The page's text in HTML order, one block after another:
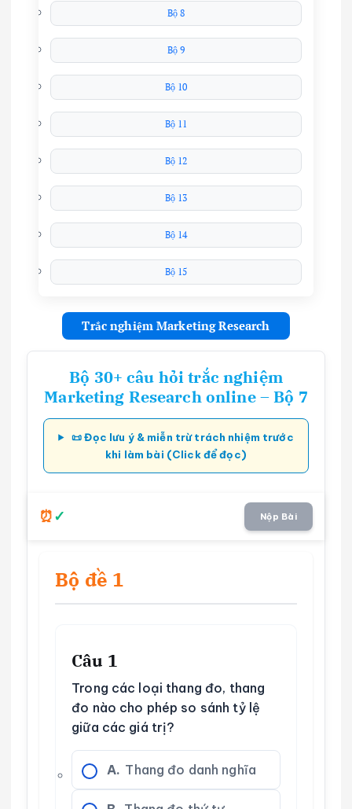
Bộ 8
Bộ 9
Bộ 10
Bộ 11
Bộ 12
Bộ 13
Bộ 14
Bộ 15
Trắc nghiệm Marketing Research
Bộ 30+ câu hỏi trắc nghiệm
Marketing Research online – Bộ 7
📜 Đọc lưu ý & miễn trừ trách nhiệm trước
khi làm bài (Click để đọc)
Nộp Bài
Bộ đề 1
Câu 1
Trong các loại thang đo, thang
đo nào cho phép so sánh tỷ lệ
giữa các giá trị?
A. Thang đo danh nghĩa